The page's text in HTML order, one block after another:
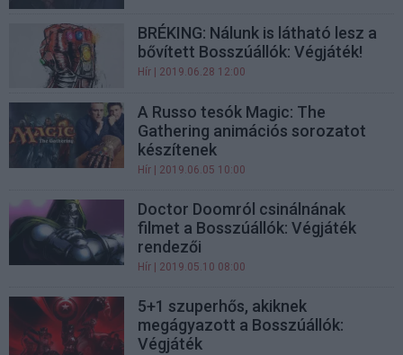
BRÉKING: Nálunk is látható lesz a
bővített Bosszúállók: Végjáték!
Hír | 2019.06.28 12:00
A Russo tesók Magic: The
Gathering animációs sorozatot
készítenek
Hír | 2019.06.05 10:00
Doctor Doomról csinálnának
filmet a Bosszúállók: Végjáték
rendezői
Hír | 2019.05.10 08:00
5+1 szuperhős, akiknek
megágyazott a Bosszúállók:
Végjáték